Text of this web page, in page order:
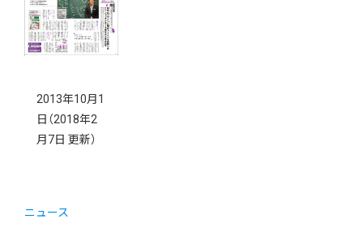
2013年10月1
日 （2018年2
月7日 更新）
ニュース